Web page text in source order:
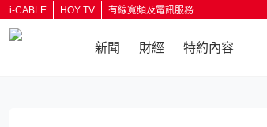
i-CABLE HOY TV 有線寬頻及電訊服務
新聞 財經 特約內容